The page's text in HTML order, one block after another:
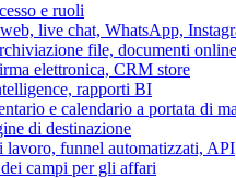
e ruoli
live chat, WhatsApp,
file, documenti online
elettronica, CRM store
rapporti BI
e calendario a portata di
di destinazione
lavoro, funnel automatizzati, API
campi per gli affari